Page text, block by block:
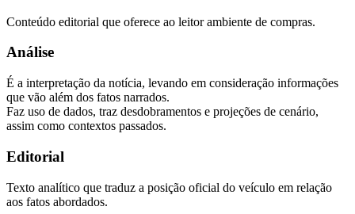
Conteúdo editorial que oferece ao leitor ambiente de compras.
Análise
É a interpretação da notícia, levando em consideração informações
que vão além dos fatos narrados.
Faz uso de dados, traz desdobramentos e projeções de cenário,
assim como contextos passados.
Editorial
Texto analítico que traduz a posição oficial do veículo em relação
aos fatos abordados.